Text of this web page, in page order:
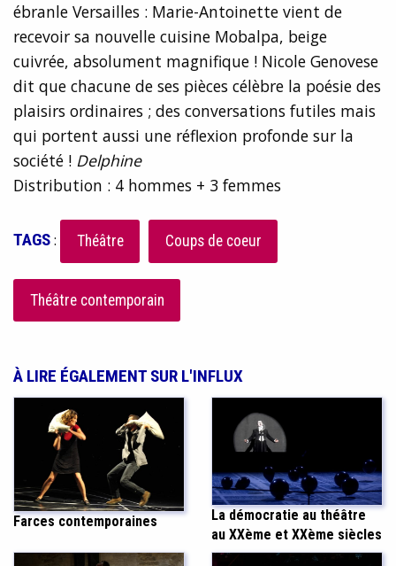
ébranle Versailles : Marie-Antoinette vient de
recevoir sa nouvelle cuisine Mobalpa, beige
cuivrée, absolument magnifique ! Nicole Genovese
dit que chacune de ses pièces célèbre la poésie des
plaisirs ordinaires ; des conversations futiles mais
qui portent aussi une réflexion profonde sur la
société ! Delphine
Distribution : 4 hommes + 3 femmes
TAGS: Théâtre Coups de coeur
Théâtre contemporain
À LIRE ÉGALEMENT SUR L'INFLUX
Farces contemporaines
La démocratie au théâtre
au XXème et XXème siècles